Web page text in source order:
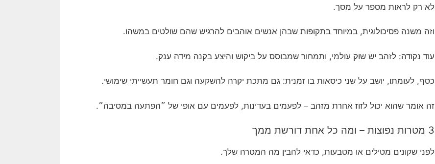
לא רק לראות מספר על מסך.
וזה משנה פסיכולוגית, במיוחד בתקופות שבהן אנשים אוהבים להרגיש שהם שולטים במשהו.
עוד נקודה: לזהב יש שוק עולמי, ותמחור שמבוסס על ביקוש והיצע בקנה מידה ענק.
כסף, לעומתו, יושב על שני כיסאות בו זמנית: גם מתכת יקרה להשקעה וגם חומר תעשייתי שימושי.
זה אומר שהוא יכול לזוז אחרת מזהב – לפעמים בעדינות, לפעמים עם אופי של ״הפתעה במסיבה״.
3 מטרות נפוצות – ומה כל אחת דורשת ממך
לפני שקונים מטילים או מטבעות, כדאי להבין מה המטרה שלך.